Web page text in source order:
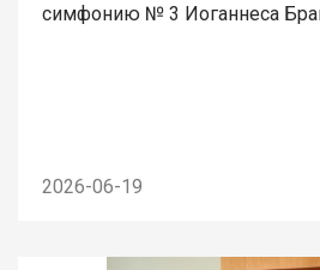
симфонию № 3 Иоганнеса
2026-06-19